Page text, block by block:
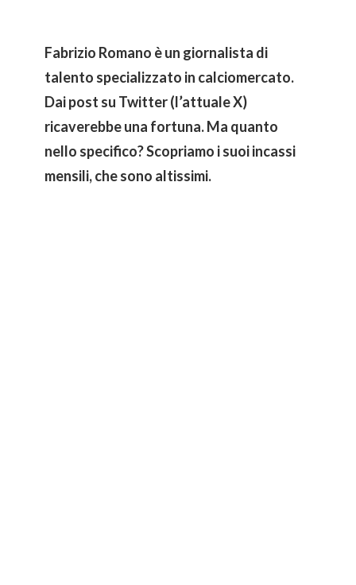
Fabrizio Romano è un giornalista di
talento specializzato in calciomercato.
Dai post su Twitter (l’attuale X)
ricaverebbe una fortuna. Ma quanto
nello specifico? Scopriamo i suoi incassi
mensili, che sono altissimi.